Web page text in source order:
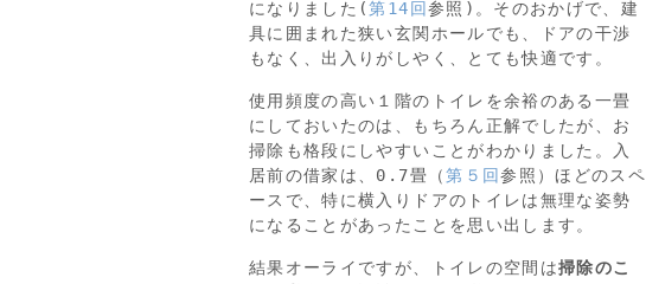
になりました(第14回参照)。そのおかげで、建
具に囲まれた狭い玄関ホールでも、ドアの干渉
もなく、出入りがしやく、とても快適です。
使用頻度の高い１階のトイレを余裕のある一畳
にしておいたのは、もちろん正解でしたが、お
掃除も格段にしやすいことがわかりました。入
居前の借家は、0.7畳（第５回参照）ほどのスペ
ースで、特に横入りドアのトイレは無理な姿勢
になることがあったことを思い出します。
結果オーライですが、トイレの空間は掃除のこ